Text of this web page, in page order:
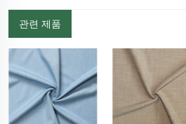
관련 제품